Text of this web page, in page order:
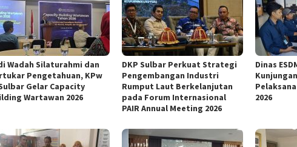
Wadah Silaturahmi dan
Pengetahuan, KPw
Gelar Capacity
Wartawan 2026
DKP Sulbar Perkuat Strategi
Pengembangan Industri
Rumput Laut Berkelanjutan
pada Forum Internasional
PAIR Annual Meeting 2026
Dinas
2026